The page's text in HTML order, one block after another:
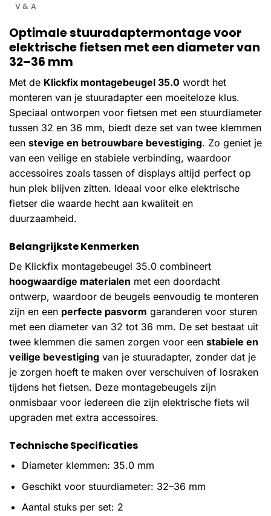
V & A
Optimale stuuradaptermontage voor
elektrische fietsen met een diameter van
32–36 mm
Met de Klickfix montagebeugel 35.0 wordt het
monteren van je stuuradapter een moeiteloze klus.
Speciaal ontworpen voor fietsen met een stuurdiameter
tussen 32 en 36 mm, biedt deze set van twee klemmen
een stevige en betrouwbare bevestiging. Zo geniet je
van een veilige en stabiele verbinding, waardoor
accessoires zoals tassen of displays altijd perfect op
hun plek blijven zitten. Ideaal voor elke elektrische
fietser die waarde hecht aan kwaliteit en
duurzaamheid.
Belangrijkste Kenmerken
De Klickfix montagebeugel 35.0 combineert
hoogwaardige materialen met een doordacht
ontwerp, waardoor de beugels eenvoudig te monteren
zijn en een perfecte pasvorm garanderen voor sturen
met een diameter van 32 tot 36 mm. De set bestaat uit
twee klemmen die samen zorgen voor een stabiele en
veilige bevestiging van je stuuradapter, zonder dat je
je zorgen hoeft te maken over verschuiven of losraken
tijdens het fietsen. Deze montagebeugels zijn
onmisbaar voor iedereen die zijn elektrische fiets wil
upgraden met extra accessoires.
Technische Specificaties
Diameter klemmen: 35.0 mm
Geschikt voor stuurdiameter: 32–36 mm
Aantal stuks per set: 2